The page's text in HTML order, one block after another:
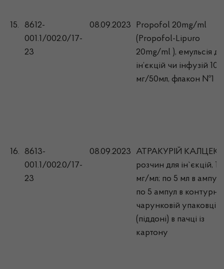
15.
8612-
001.1/002.0/17-
23
08.09.2023
Propofol 20mg/ml
(Propofol-Lipuro
20mg/ml ), емульсія
ін’єкцій чи інфузій
мг/50мл, флакон №1
16.
8613-
001.1/002.0/17-
23
08.09.2023
АТРАКУРІЙ
розчин для ін`єкцій, 10
мг/мл; по 5 мл в ампулі;
по 5 ампул в
чарунковій упаковці
(піддоні) в пачці із
картону